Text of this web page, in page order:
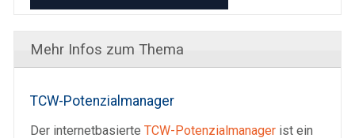
Mehr Infos zum Thema
TCW-Potenzialmanager
Der internetbasierte TCW-Potenzialmanager ist ein